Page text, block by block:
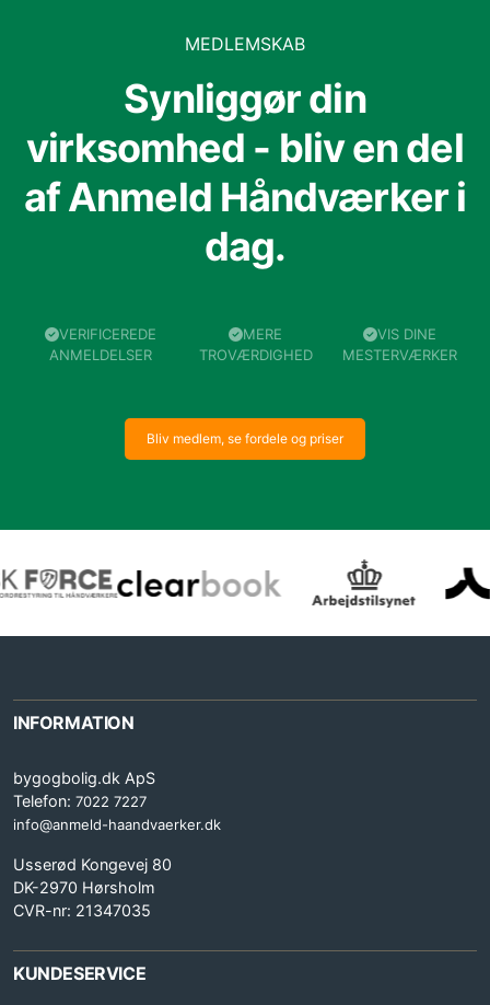
MEDLEMSKAB
Synliggør din
virksomhed - bliv en del
af Anmeld Håndværker i
dag.
VERIFICEREDE
ANMELDELSER
MERE
TROVÆRDIGHED
VIS DINE
MESTERVÆRKER
Bliv medlem, se fordele og priser
INFORMATION
bygogbolig.dk ApS
Telefon: 7022 7227
info@anmeld-haandvaerker.dk
Usserød Kongevej 80
DK-2970 Hørsholm
CVR-nr: 21347035
KUNDESERVICE